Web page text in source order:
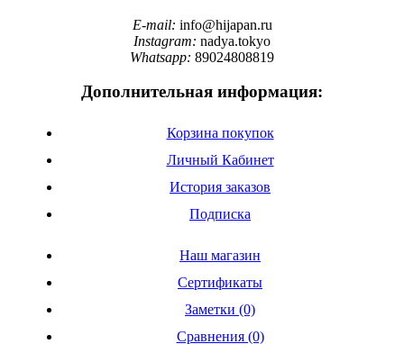
E-mail: info@hijapan.ru
Instagram: nadya.tokyo
Whatsapp: 89024808819
Дополнительная информация:
Корзина покупок
Личный Кабинет
История заказов
Подписка
Наш магазин
Сертификаты
Заметки (0)
Сравнения (0)